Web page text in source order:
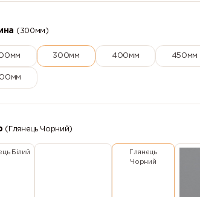
(300мм)
300мм 400мм 450мм
(Глянець Чорний)
Білий
Глянець
Чорний